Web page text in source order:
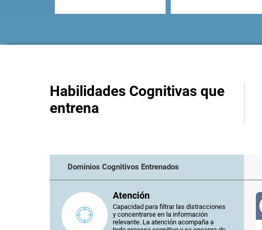
Habilidades Cognitivas que
entrena
Dominios Cognitivos Entrenados
Atención
Capacidad para filtrar las distracciones
y concentrarse en la información
relevante. La atención acompaña a